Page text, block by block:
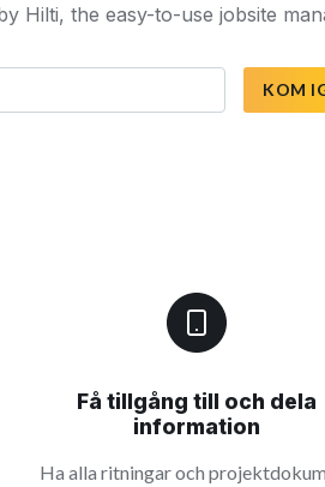
Hilti, the easy-to-use jobsite
KOM
Få tillgång till och dela
information
Ha alla ritningar och